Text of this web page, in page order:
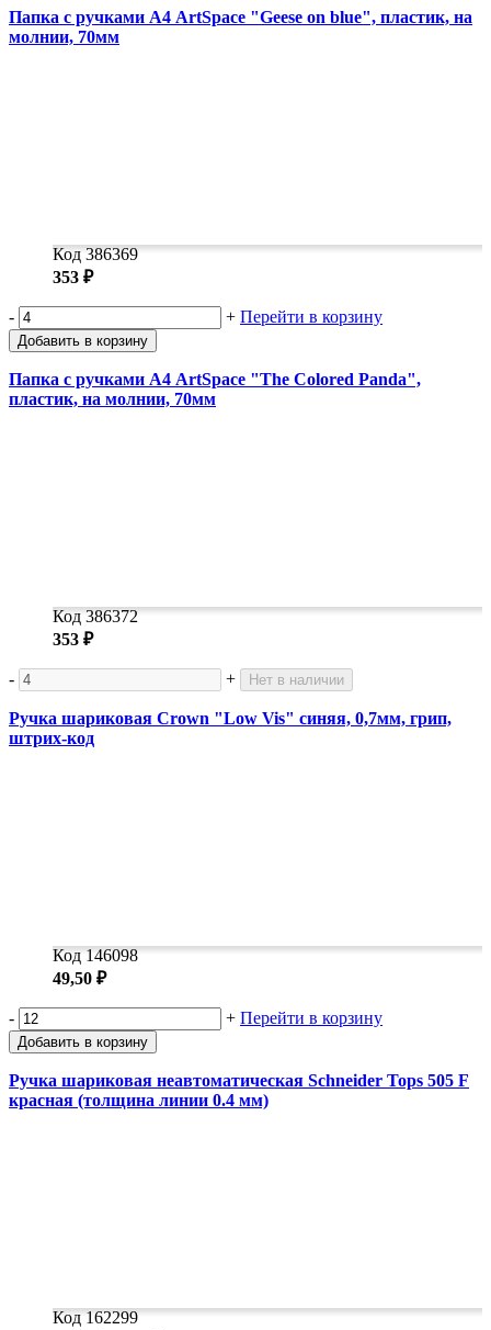
Папка с ручками А4 ArtSpace "Geese on blue", пластик, на
молнии, 70мм
Код 386369
353 ₽
- + Перейти в корзину
Добавить в корзину
Папка с ручками А4 ArtSpace "The Colored Panda",
пластик, на молнии, 70мм
Код 386372
353 ₽
- + Нет в наличии
Ручка шариковая Crown "Low Vis" синяя, 0,7мм, грип,
штрих-код
Код 146098
49,50 ₽
- + Перейти в корзину
Добавить в корзину
Ручка шариковая неавтоматическая Schneider Tops 505 F
красная (толщина линии 0.4 мм)
Код 162299